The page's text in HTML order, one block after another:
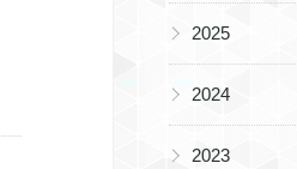
▶ 2025
▶ 2024
▶ 2023